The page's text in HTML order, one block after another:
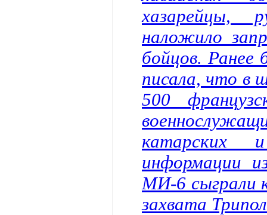
хазарейцы,
наложило
бойцов. Ранее
писала, что в
500
катарских
информации
МИ-6 сыграли
захвата